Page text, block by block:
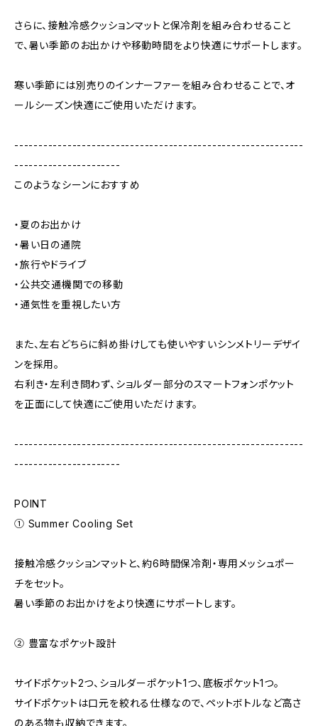
さらに、接触冷感クッションマットと保冷剤を組み合わせること
で、暑い季節のお出かけや移動時間をより快適にサポートします。
寒い季節には別売りのインナーファーを組み合わせることで、オ
ールシーズン快適にご使用いただけます。
------------------------------------------------------------
----------------------
このようなシーンにおすすめ
・夏のお出かけ
・暑い日の通院
・旅行やドライブ
・公共交通機関での移動
・通気性を重視したい方
また、左右どちらに斜め掛けしても使いやすいシンメトリーデザイ
ンを採用。
右利き・左利き問わず、ショルダー部分のスマートフォンポケット
を正面にして快適にご使用いただけます。
------------------------------------------------------------
----------------------
POINT
① Summer Cooling Set
接触冷感クッションマットと、約6時間保冷剤・専用メッシュポー
チをセット。
暑い季節のお出かけをより快適にサポートします。
② 豊富なポケット設計
サイドポケット2つ、ショルダーポケット1つ、底板ポケット1つ。
サイドポケットは口元を絞れる仕様なので、ペットボトルなど高さ
のある物も収納できます。